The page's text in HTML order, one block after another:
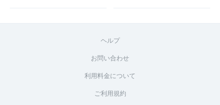
ヘルプ
お問い合わせ
利用料金について
ご利用規約